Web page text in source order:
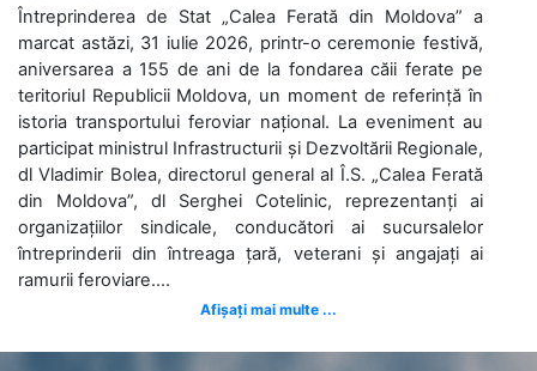
Întreprinderea de Stat „Calea Ferată din Moldova” a
marcat astăzi, 31 iulie 2026, printr-o ceremonie festivă,
aniversarea a 155 de ani de la fondarea căii ferate pe
teritoriul Republicii Moldova, un moment de referință în
istoria transportului feroviar național. La eveniment au
participat ministrul Infrastructurii și Dezvoltării Regionale,
dl Vladimir Bolea, directorul general al Î.S. „Calea Ferată
din Moldova”, dl Serghei Cotelinic, reprezentanți ai
organizațiilor sindicale, conducători ai sucursalelor
întreprinderii din întreaga țară, veterani și angajați ai
ramurii feroviare....
Afișați mai multe ...